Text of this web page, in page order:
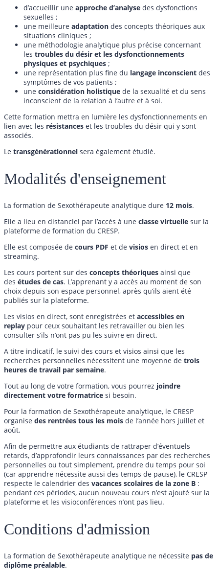
d’accueillir une approche d’analyse des dysfonctions
sexuelles ;
une meilleure adaptation des concepts théoriques aux
situations cliniques ;
une méthodologie analytique plus précise concernant
les troubles du désir et les dysfonctionnements
physiques et psychiques ;
une représentation plus fine du langage inconscient des
symptômes de vos patients ;
une considération holistique de la sexualité et du sens
inconscient de la relation à l’autre et à soi.
Cette formation mettra en lumière les dysfonctionnements en
lien avec les résistances et les troubles du désir qui y sont
associés.
Le transgénérationnel sera également étudié.
Modalités d'enseignement
La formation de Sexothérapeute analytique dure 12 mois.
Elle a lieu en distanciel par l’accès à une classe virtuelle sur la
plateforme de formation du CRESP.
Elle est composée de cours PDF et de visios en direct et en
streaming.
Les cours portent sur des concepts théoriques ainsi que
des études de cas. L’apprenant y a accès au moment de son
choix depuis son espace personnel, après qu’ils aient été
publiés sur la plateforme.
Les visios en direct, sont enregistrées et accessibles en
replay pour ceux souhaitant les retravailler ou bien les
consulter s’ils n’ont pas pu les suivre en direct.
A titre indicatif, le suivi des cours et visios ainsi que les
recherches personnelles nécessitent une moyenne de trois
heures de travail par semaine.
Tout au long de votre formation, vous pourrez joindre
directement votre formatrice si besoin.
Pour la formation de Sexothérapeute analytique, le CRESP
organise des rentrées tous les mois de l’année hors juillet et
août.
Afin de permettre aux étudiants de rattraper d’éventuels
retards, d’approfondir leurs connaissances par des recherches
personnelles ou tout simplement, prendre du temps pour soi
(car apprendre nécessite aussi des temps de pause), le CRESP
respecte le calendrier des vacances scolaires de la zone B :
pendant ces périodes, aucun nouveau cours n’est ajouté sur la
plateforme et les visioconférences n’ont pas lieu.
Conditions d'admission
La formation de Sexothérapeute analytique ne nécessite pas de
diplôme préalable.